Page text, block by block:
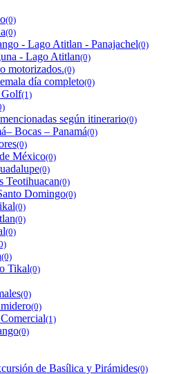
(0)
(0)
- Lago Atitlan - Panajachel(0)
- Lago Atitlan(0)
motorizados.(0)
día completo(0)
Golf(1)
según itinerario(0)
Bocas – Panamá(0)
(0)
México(0)
(0)
Teotihuacan(0)
Domingo(0)
(0)
(0)
(0)
(0)
Tikal(0)
(0)
(0)
(1)
(0)
de Basílica y Pirámides(0)